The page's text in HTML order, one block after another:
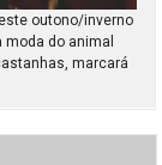
outono/inverno
do animal
marcará